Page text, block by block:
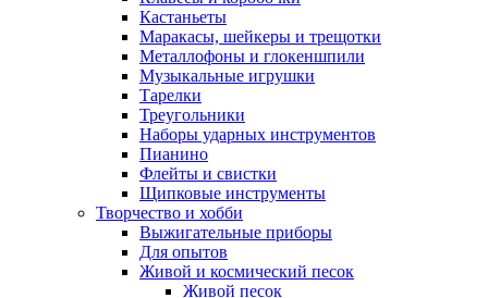
Кастаньеты
Маракасы, шейкеры и трещотки
Металлофоны и глокеншпили
Музыкальные игрушки
Тарелки
Треугольники
Наборы ударных инструментов
Пианино
Флейты и свистки
Щипковые инструменты
Творчество и хобби
Выжигательные приборы
Для опытов
Живой и космический песок
Живой песок